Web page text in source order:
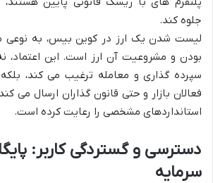
جلوه کند.
لیست شدن یک ارز در کوین بیس، به نوعی
بودن و مشروعیت آن ارز است. این اعتماد، نه
سپرده گذاری و معامله ترغیب می کند،
فعالان بازار و حتی قانون گذاران ارسال می
استانداردهای مشخصی را رعایت کرده است.
دسترسی و گستردگی کاربر:
سرمایه